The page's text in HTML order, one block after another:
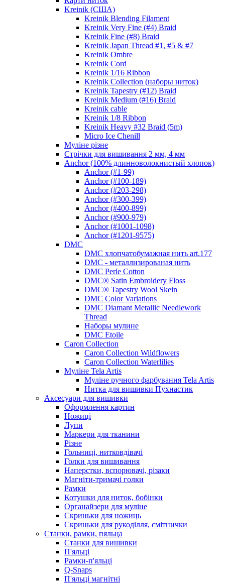
Kreinik (США)
Kreinik Blending Filament
Kreinik Very Fine (#4) Braid
Kreinik Fine (#8) Braid
Kreinik Japan Thread #1, #5 & #7
Kreinik Ombre
Kreinik Cord
Kreinik 1/16 Ribbon
Kreinik Collection (наборы ниток)
Kreinik Tapestry (#12) Braid
Kreinik Medium (#16) Braid
Kreinik cable
Kreinik 1/8 Ribbon
Kreinik Heavy #32 Braid (5m)
Micro Ice Chenill
Муліне різне
Стрічки для вишивання 2 мм, 4 мм
Anchor (100% длинноволокнистый хлопок)
Anchor (#1-99)
Anchor (#100-189)
Anchor (#203-298)
Anchor (#300-399)
Anchor (#400-899)
Anchor (#900-979)
Anchor (#1001-1098)
Anchor (#1201-9575)
DMC
DMC хлопчатобумажная нить art.177
DMC - металлизированая нить
DMC Perle Cotton
DMC® Satin Embroidery Floss
DMC® Tapestry Wool Skein
DMC Color Variations
DMC Diamant Metallic Needlework
Thread
Наборы мулине
DMC Etoile
Caron Collection
Caron Collection Wildflowers
Caron Collection Waterlilies
Муліне Tela Artis
Муліне ручного фарбування Tela Artis
Нитка для вишивки Пухнастик
Аксесуари для вишивки
Оформлення картин
Ножиці
Лупи
Маркери для тканини
Різне
Гольниці, нитковдівачі
Голки для вишивання
Наперстки, вспорювачі, різаки
Магніти-тримачі голки
Рамки
Котушки для ниток, бобінки
Органайзери для муліне
Скриньки для ножиць
Скриньки для рукоділля, смітнички
Станки, рамки, пяльца
Станки для вишивки
П'яльці
Рамки-п'яльці
Q-Snaps
П'яльці магнітні